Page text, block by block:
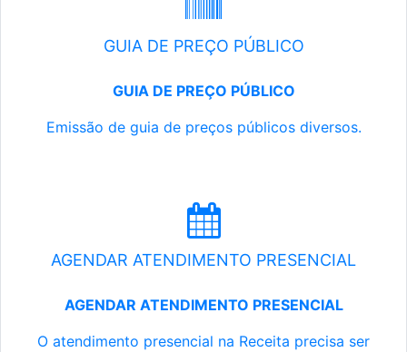
GUIA DE PREÇO PÚBLICO
GUIA DE PREÇO PÚBLICO
Emissão de guia de preços públicos diversos.
AGENDAR ATENDIMENTO PRESENCIAL
AGENDAR ATENDIMENTO PRESENCIAL
O atendimento presencial na Receita precisa ser